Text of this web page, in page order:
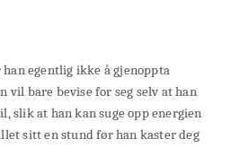
egentlig ikke å gjenoppta
vil bare bevise for seg selv at han
slik at han kan suge opp energien
sitt en stund før han kaster deg